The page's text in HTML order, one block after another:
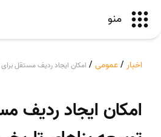
منو
اخبار /عمومی /
امکان ایجاد ردیف